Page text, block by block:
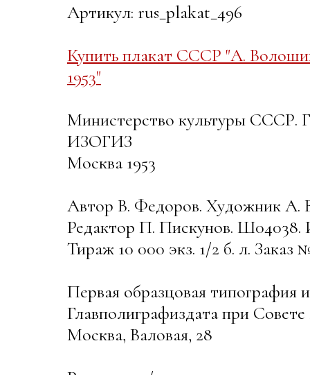
Артикул: rus_plakat_496
Купить плакат СССР "А.
1953"
Министерство культуры СССР.
ИЗОГИЗ
Москва 1953
Автор В. Федоров. Художник А.
Редактор П. Пискунов. Ш04038.
Тираж 10 000 экз. 1/2 б. л. Заказ
Первая образцовая
Главполиграфиздата при
Москва, Валовая, 28